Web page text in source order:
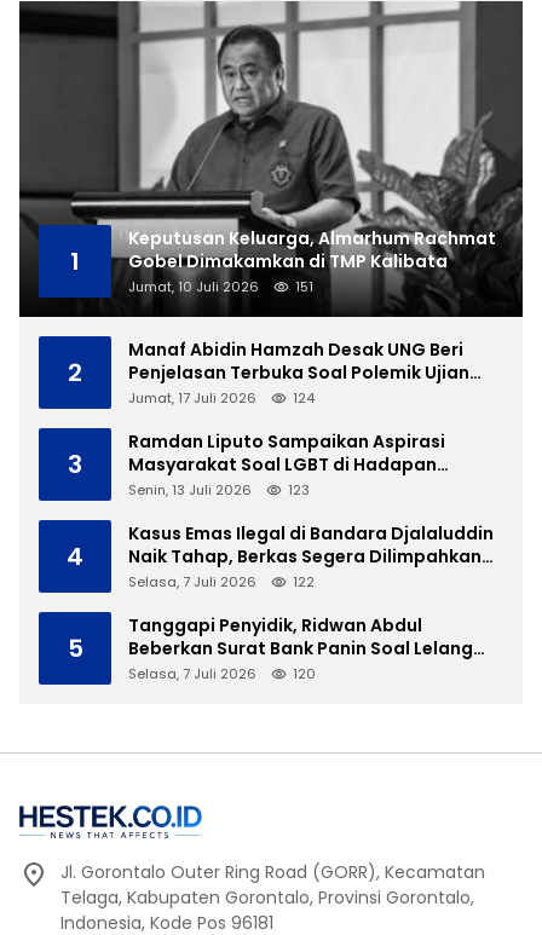
1
Keputusan Keluarga, Almarhum Rachmat
Gobel Dimakamkan di TMP Kalibata
Jumat, 10 Juli 2026 151
2
Manaf Abidin Hamzah Desak UNG Beri
Penjelasan Terbuka Soal Polemik Ujian
Skripsi Mahasiswi
Jumat, 17 Juli 2026 124
3
Ramdan Liputo Sampaikan Aspirasi
Masyarakat Soal LGBT di Hadapan
Gubernur Gusnar
Senin, 13 Juli 2026 123
4
Kasus Emas Ilegal di Bandara Djalaluddin
Naik Tahap, Berkas Segera Dilimpahkan
ke JPU
Selasa, 7 Juli 2026 122
5
Tanggapi Penyidik, Ridwan Abdul
Beberkan Surat Bank Panin Soal Lelang
Aset Eks PLTD Isimu
Selasa, 7 Juli 2026 120
Jl. Gorontalo Outer Ring Road (GORR), Kecamatan
Telaga, Kabupaten Gorontalo, Provinsi Gorontalo,
Indonesia, Kode Pos 96181